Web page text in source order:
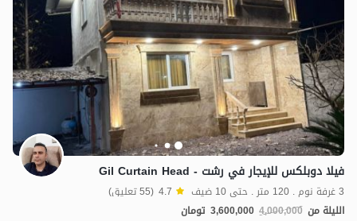
فيلا دوبلكس للإيجار في رشت - Gil Curtain Head
3 غرفة نوم . 120 متر . حتى 10 ضيف 4.7 (55 تعليق)
الليلة من 4,000,000
3,600,000 تومان